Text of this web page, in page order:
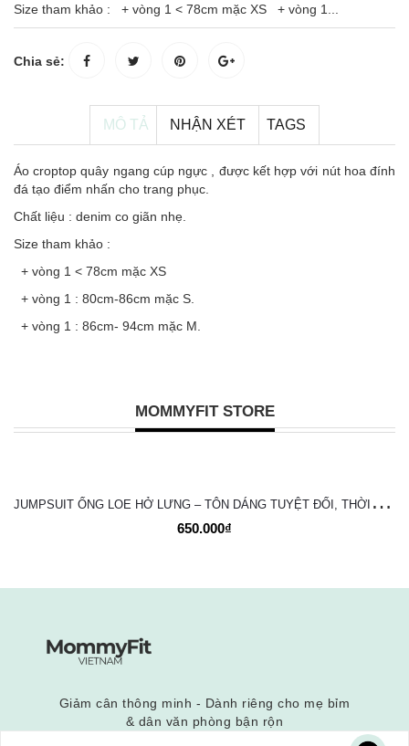
Size tham khảo : + vòng 1 < 78cm mặc XS + vòng 1...
Chia sẻ:
MÔ TẢ NHẬN XÉT TAGS
Áo croptop quây ngang cúp ngực , được kết hợp với nút hoa đính
đá tạo điểm nhấn cho trang phục.
Chất liệu : denim co giãn nhẹ.
Size tham khảo :
+ vòng 1 < 78cm mặc XS
+ vòng 1 : 80cm-86cm mặc S.
+ vòng 1 : 86cm- 94cm mặc M.
MOMMYFIT STORE
J
UMPSUIT ỐNG LOE HỞ LƯNG – TÔN DÁNG TUYỆT ĐỐI, THỜI TRANG VÀ NĂNG ĐỘNG
650.000₫
Giảm cân thông minh - Dành riêng cho mẹ bỉm
& dân văn phòng bận rộn